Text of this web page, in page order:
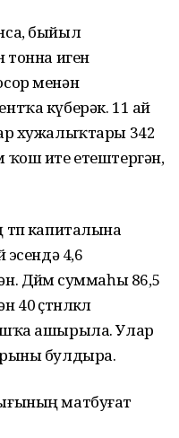
быйыл
иген
менән
күберәк. 11 ай
хужалыҡтары 342
ите етештергән,
капиталына
эсендә 4,6
Дөйөм суммаһы 86,5
өҫтөнлөклө
ашырыла. Улар
булдыра.
матбуғат